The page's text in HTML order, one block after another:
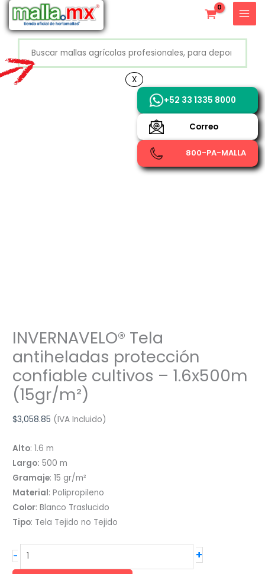
contenido
INVERNAVELO® Tela
antiheladas protección
confiable cultivos – 1.6x500m
(15gr/m²)
$3,058.85 (IVA Incluido)
Alto: 1.6 m
Largo: 500 m
Gramaje: 15 gr/m²
Material: Polipropileno
Color: Blanco Traslucido
Tipo: Tela Tejido no Tejido
-
INVERNAVELO®
+
X
+52 800 726 2552
+52 33 1335 8000
Correo
800-PA-MALLA
X